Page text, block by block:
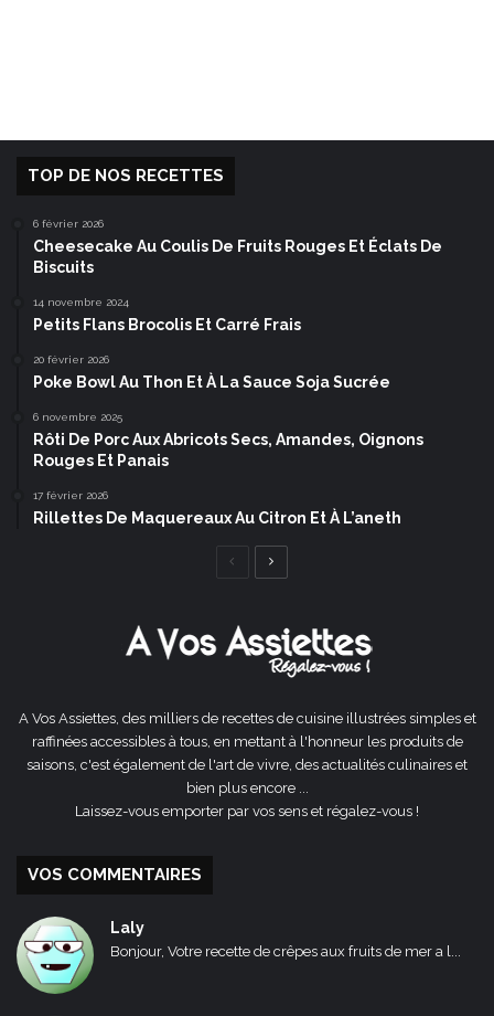
TOP DE NOS RECETTES
6 février 2026
Cheesecake Au Coulis De Fruits Rouges Et Éclats De
Biscuits
14 novembre 2024
Petits Flans Brocolis Et Carré Frais
20 février 2026
Poke Bowl Au Thon Et À La Sauce Soja Sucrée
6 novembre 2025
Rôti De Porc Aux Abricots Secs, Amandes, Oignons
Rouges Et Panais
17 février 2026
Rillettes De Maquereaux Au Citron Et À L’aneth
Page
A Vos Assiettes, des milliers de recettes de cuisine illustrées simples et
raffinées accessibles à tous, en mettant à l'honneur les produits de
saisons, c'est également de l'art de vivre, des actualités culinaires et
bien plus encore ...
Laissez-vous emporter par vos sens et régalez-vous !
VOS COMMENTAIRES
Laly
Bonjour, Votre recette de crêpes aux fruits de mer a l...